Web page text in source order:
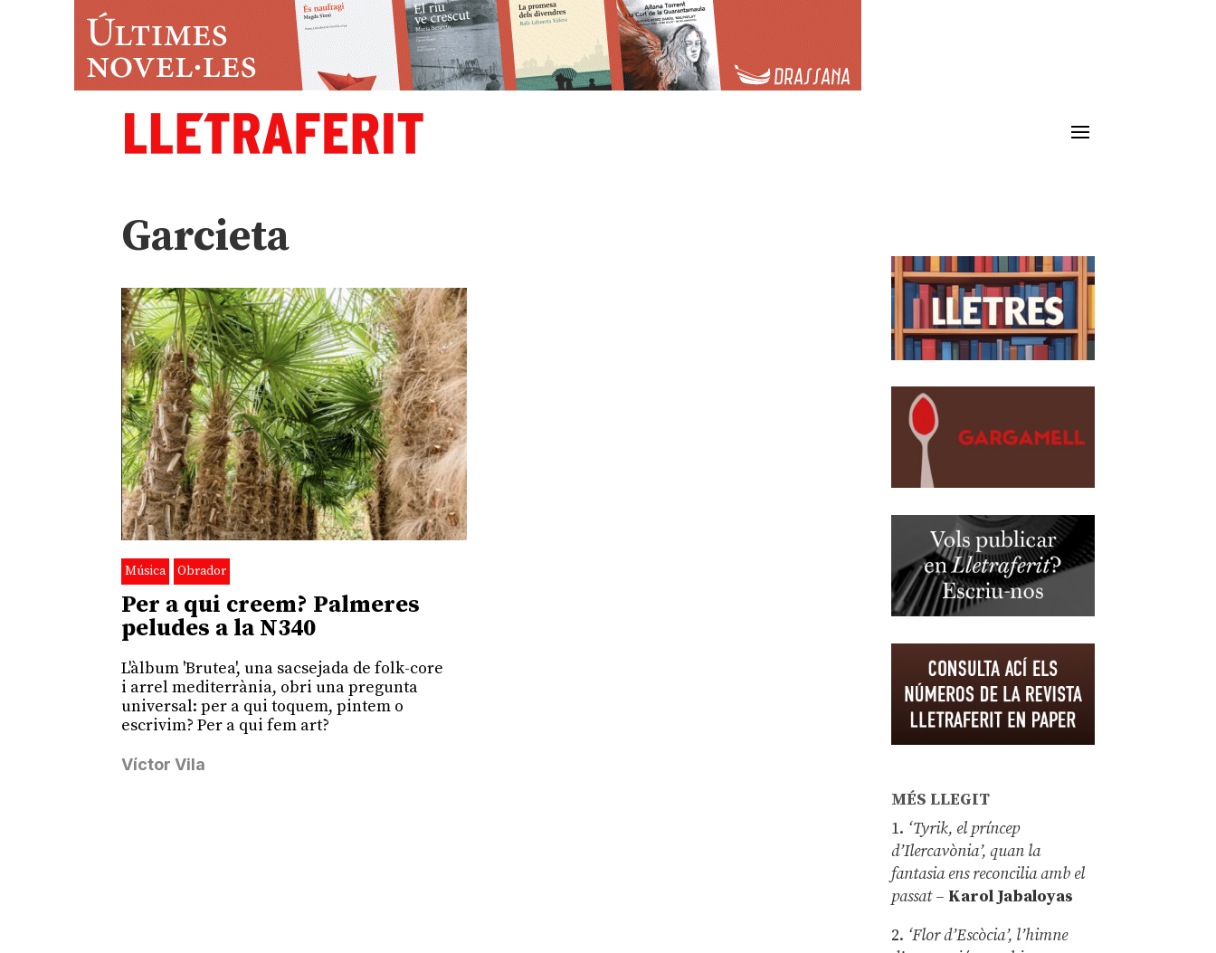
Garcieta
Música Obrador
Per a qui creem? Palmeres
peludes a la N340
L'àlbum 'Brutea', una sacsejada de folk-core
i arrel mediterrània, obri una pregunta
universal: per a qui toquem, pintem o
escrivim? Per a qui fem art?
Víctor Vila
MÉS LLEGIT
1. ‘Tyrik, el príncep
d’Ilercavònia’, quan la
fantasia ens reconcilia amb el
passat– Karol Jabaloyas
2. ‘Flor d’Escòcia’, l’himne